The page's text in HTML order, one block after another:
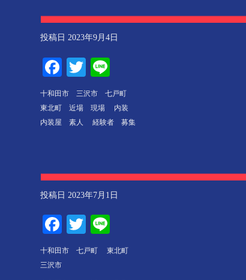
投稿日 2023年9月4日
Facebook
Twitter
十和田市 三沢市 七戸町
東北町 近場 現場 内装
内装屋 素人 経験者 募集
投稿日 2023年7月1日
Facebook
Twitter
十和田市 七戸町 東北町
三沢市